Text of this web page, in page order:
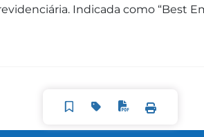
Indicada como “Best